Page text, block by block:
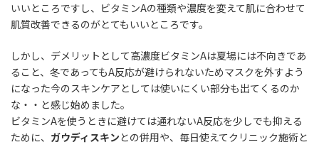
いいところですし、ビタミンAの種類や濃度を変えて肌に合わせて
肌質改善できるのがとてもいいところです。
しかし、デメリットとして高濃度ビタミンAは夏場には不向きであ
ること、冬であってもA反応が避けられないためマスクを外すよう
になった今のスキンケアとしては使いにくい部分も出てくるのか
な・・と感じ始めました。
ビタミンAを使うときに避けては通れないA反応を少しでも抑える
ために、 ガウディスキンとの併用や、毎日使えてクリニック施術と